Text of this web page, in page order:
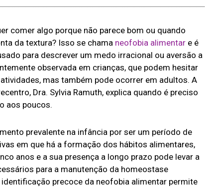
comer algo porque não parece bom ou quando
da textura? Isso se chama neofobia alimentar e é
para descrever um medo irracional ou aversão a
observada em crianças, que podem hesitar
mas também pode ocorrer em adultos. A
Dra. Sylvia Ramuth, explica quando é preciso
aos poucos.
prevalente na infância por ser um período de
em que há a formação dos hábitos alimentares,
anos e a sua presença a longo prazo pode levar a
para a manutenção da homeostase
identificação precoce da neofobia alimentar permite